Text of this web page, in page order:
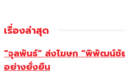
เรื่องล่าสุด
“จุลพันธ์” ส่งโฆษก “พิพัฒน์ชัย
อย่างยั่งยืน